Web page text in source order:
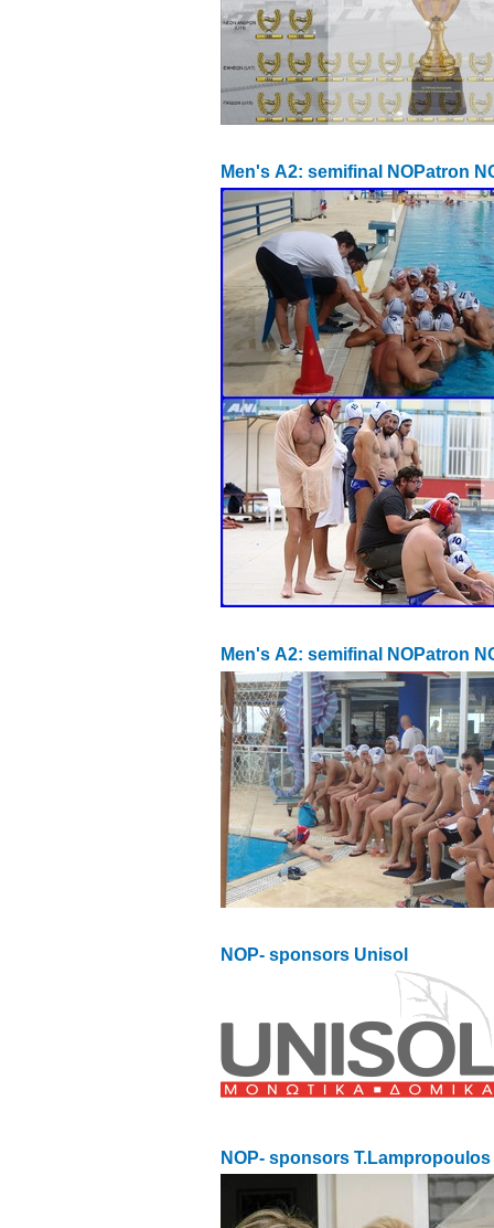
Men's Α2: semifinal NOPatron
Men's Α2: semifinal NOPatron
NOP- sponsors Unisol
NOP- sponsors T.Lampropoulos